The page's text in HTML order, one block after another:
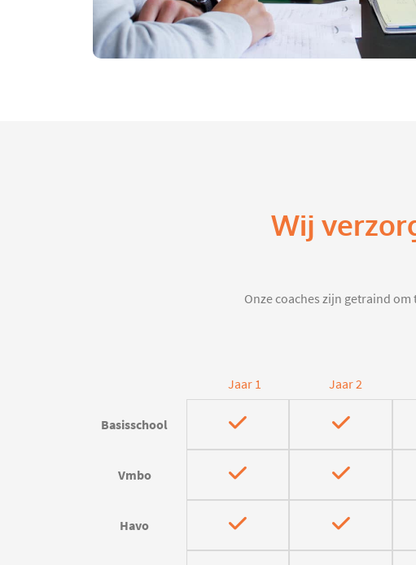
Wij
Onze coaches zijn getraind
Jaar 1 Jaar 2
Basisschool
Vmbo
Havo